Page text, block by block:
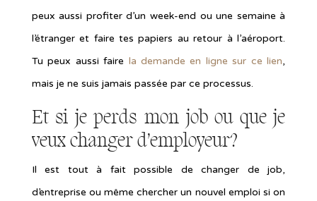
peux aussi profiter d’un week-end ou une semaine à
l’étranger et faire tes papiers au retour à l’aéroport.
Tu peux aussi faire la demande en ligne sur ce lien,
mais je ne suis jamais passée par ce processus.
Et si je perds mon job ou que je
veux changer d’employeur?
Il est tout à fait possible de changer de job,
d’entreprise ou même chercher un nouvel emploi si on